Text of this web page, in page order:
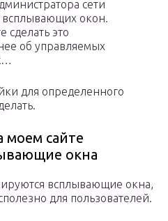
сети
всплывающих окон.
это
об управляемых
для определенного
моем сайте
окна
всплывающие окна,
для пользователей.